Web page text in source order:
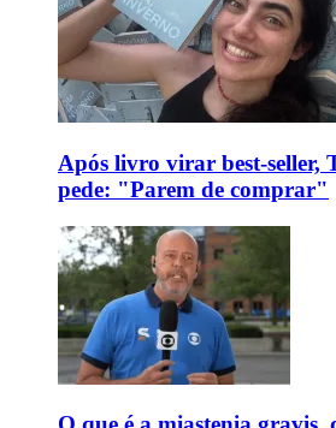
Após livro virar best-seller,
pede: "Parem de comprar"